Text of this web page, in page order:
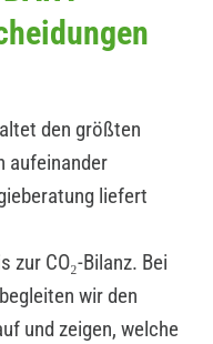
den größten
aufeinander
liefert
CO₂-Bilanz. Bei
wir den
und zeigen, welche